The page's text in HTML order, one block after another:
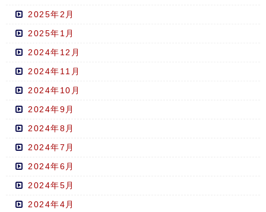
2025年2月
2025年1月
2024年12月
2024年11月
2024年10月
2024年9月
2024年8月
2024年7月
2024年6月
2024年5月
2024年4月